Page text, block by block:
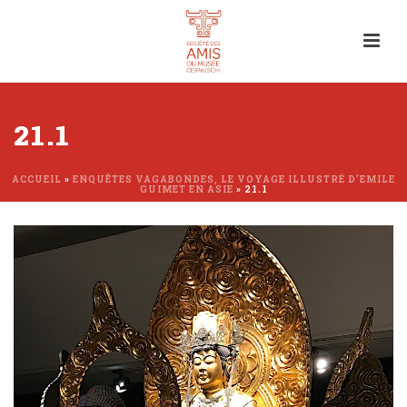
21.1
ACCUEIL » ENQUÊTES VAGABONDES, LE VOYAGE ILLUSTRÉ D’EMILE
GUIMET EN ASIE » 21.1